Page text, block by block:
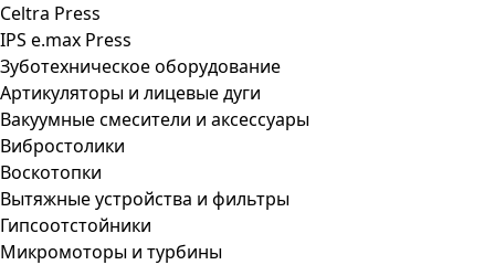
Celtra Press
IPS e.max Press
Зуботехническое оборудование
Артикуляторы и лицевые дуги
Вакуумные смесители и аксессуары
Вибростолики
Воскотопки
Вытяжные устройства и фильтры
Гипсоотстойники
Микромоторы и турбины